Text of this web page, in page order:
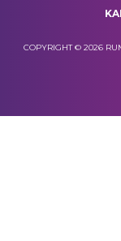
COPYRIGHT © 2026